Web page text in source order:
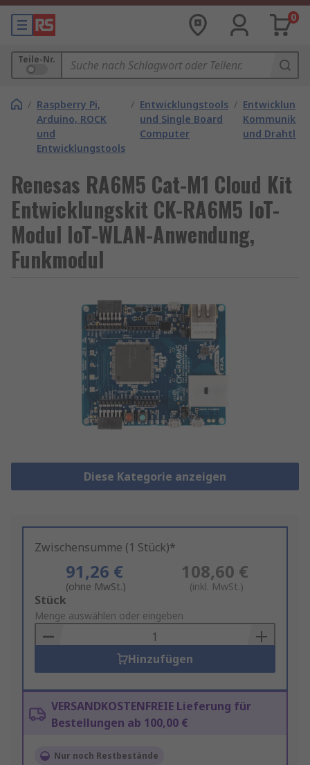
0
Teile-Nr.
/ Raspberry Pi,
Arduino, ROCK
und
Entwicklungstools
/ Entwicklungstools
und Single Board
Computer
/
und Drahtlos
Renesas RA6M5 Cat-M1 Cloud Kit
Entwicklungskit CK-RA6M5 IoT-
Modul IoT-WLAN-Anwendung,
Funkmodul
Diese Kategorie anzeigen
Zwischensumme (1 Stück)*
91,26 €
(ohne MwSt.)
108,60 €
(inkl. MwSt.)
Add
to
Basket
Stück
Menge auswählen oder eingeben
Hinzufügen
VERSANDKOSTENFREIE Lieferung für
Bestellungen ab 100,00 €
Nur noch Restbestände